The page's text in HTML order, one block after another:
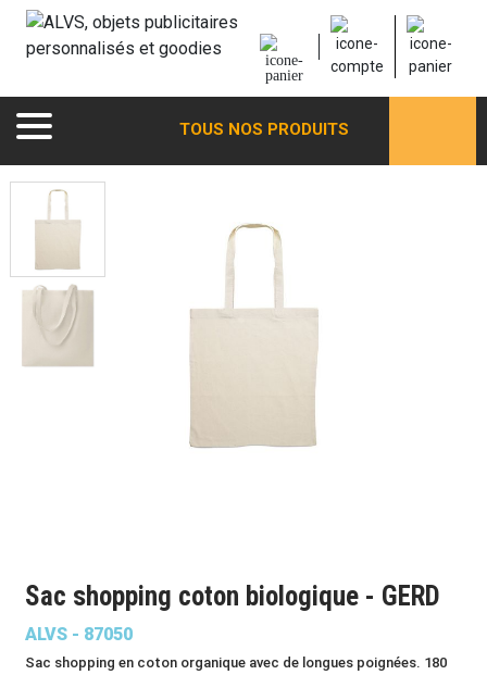
TOUS NOS PRODUITS
Sac shopping coton biologique - GERD
ALVS - 87050
Sac shopping en coton organique avec de longues poignées. 180